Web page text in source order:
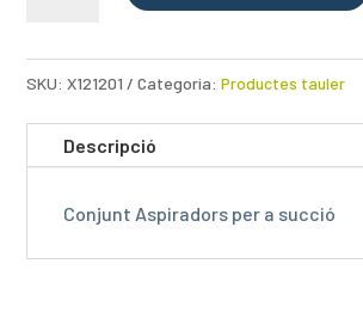
SKU:X121201 Categoria:Productes tauler
Descripció
Conjunt Aspiradors per a succió